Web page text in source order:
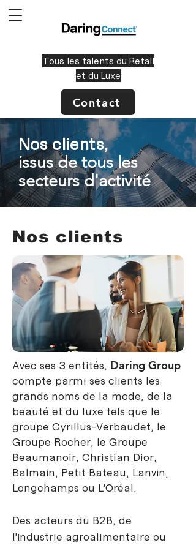
Tous les talents du Retail
et du Luxe
Contact
Nos clients,
issusde tous les
secteursd'activité
Nos clients
Avec ses 3 entités, Daring Group
compte parmi ses clients les
grands noms de la mode, de la
beauté et du luxe tels que le
groupe Cyrillus-Verbaudet, le
Groupe Rocher, le Groupe
Beaumanoir, Christian Dior,
Balmain, Petit Bateau, Lanvin,
Longchamps ou L'Oréal.
Des acteurs du B2B, de
l'industrie agroalimentaire ou